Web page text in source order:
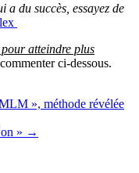
a du succès, essayez de
atteindre plus
ci-dessous.
», méthode révélée
» →